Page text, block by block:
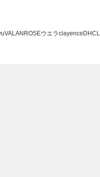
VALANROSEウエラclayence DHC